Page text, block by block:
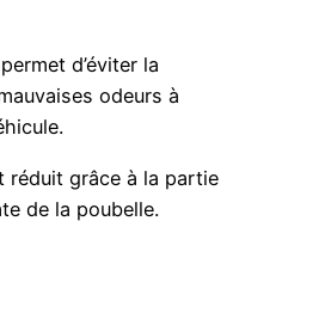
d’éviter la
odeurs à
réduit grâce à la partie
de la poubelle.